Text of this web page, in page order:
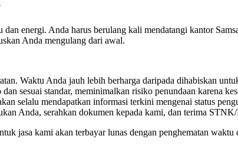
energi. Anda harus berulang kali mendatangi kantor
Anda mengulang dari awal.
Waktu Anda jauh lebih berharga daripada dihabiskan
sesuai standar, meminimalkan risiko penundaan karena
selalu mendapatkan informasi terkini mengenai status
Anda, serahkan dokumen kepada kami, dan terima
jasa kami akan terbayar lunas dengan penghematan